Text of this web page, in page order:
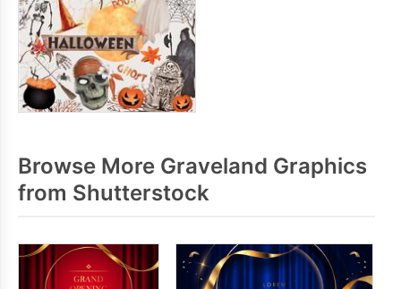
Browse More Graveland Graphics
from Shutterstock